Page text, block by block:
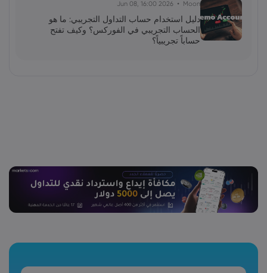
Moon
2026 Jun 08, 16:00
دليل استخدام حساب التداول التجريبي: ما هو
الحساب التجريبي في الفوركس؟ وكيف تفتح
حساباً تجريبياً؟